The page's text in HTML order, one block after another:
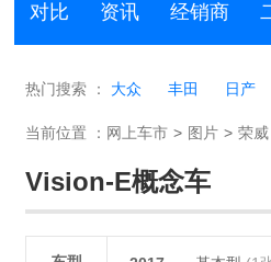
对比 资讯 经销商
热门搜索 ： 大众 丰田 日产
当前位置 ： 网上车市 > 图片 > 荣威
Vision-E概念车